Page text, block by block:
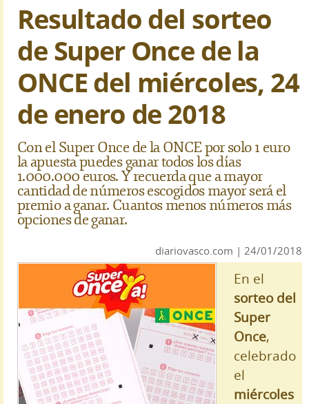
Resultado del sorteo
de Super Once de la
ONCE del miércoles, 24
de enero de 2018
Con el Super Once de la ONCE por solo 1 euro
la apuesta puedes ganar todos los días
1.000.000 euros. Y recuerda que a mayor
cantidad de números escogidos mayor será el
premio a ganar. Cuantos menos números más
opciones de ganar.
diariovasco.com | 24/01/2018
En el
sorteo del
Super
Once,
celebrado
el
miércoles